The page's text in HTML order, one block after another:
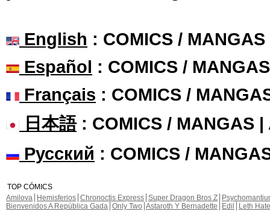
English : COMICS /
Español : COMICS /
Français : COMICS /
日本語: COMICS / MANGAS |
Русский : COMICS /
TOP CÓMICS
Amilova
Hemisferios Chronoctis Express Super Dragon Bros Z
Bienvenidos A República Gada Only Two Astaroth Y Bernadette Edil
Leth Hate